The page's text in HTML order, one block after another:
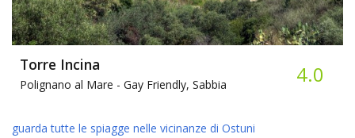
Torre Incina
Polignano al Mare - Gay Friendly, Sabbia 4.0
guarda tutte le spiagge nelle vicinanze di Ostuni